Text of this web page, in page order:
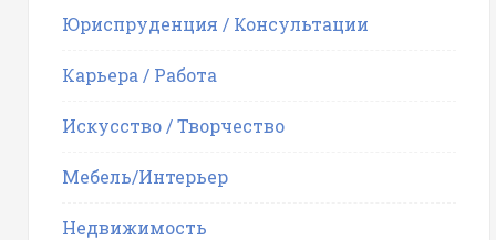
Юриспруденция / Консультации
Карьера / Работа
Искусство / Творчество
Мебель/Интерьер
Недвижимость